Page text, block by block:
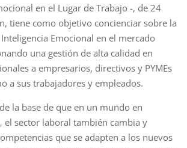
en el Lugar de Trabajo -, de 24
tiene como objetivo concienciar sobre la
Emocional en el mercado
una gestión de alta calidad en
a empresarios, directivos y PYMEs
a sus trabajadores y empleados.
la base de que en un mundo en
el sector laboral también cambia y
que se adapten a los nuevos